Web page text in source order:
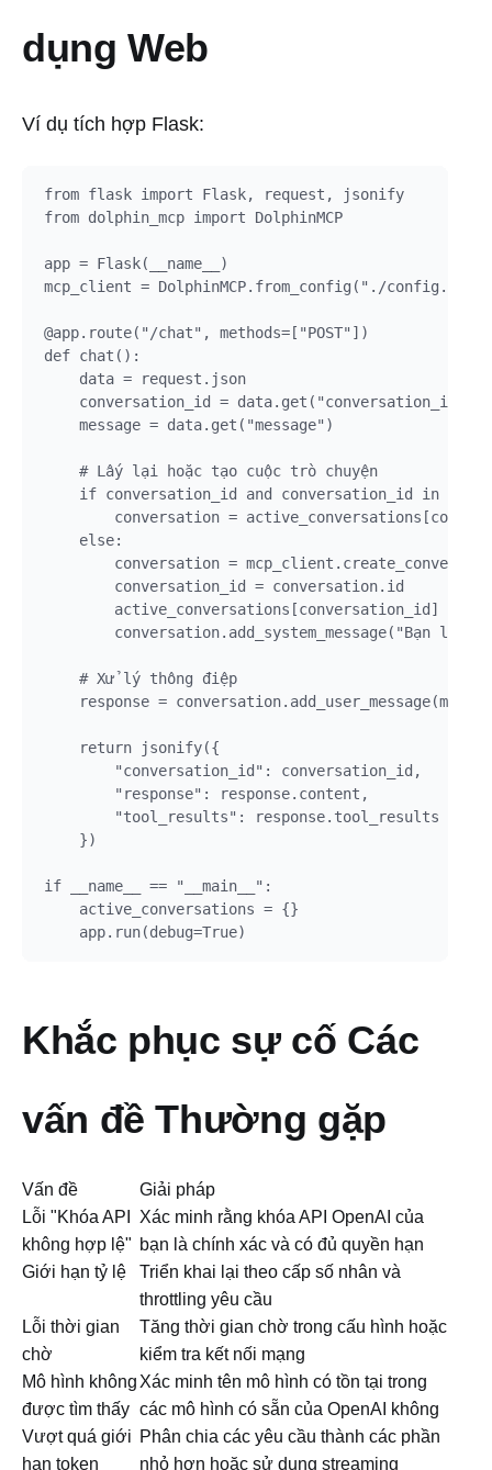
dụng Web
Ví dụ tích hợp Flask:
from flask import Flask, request, jsonify
from dolphin_mcp import DolphinMCP
app = Flask(__name__)
mcp_client = DolphinMCP.from_config("./
@app.route("/chat", methods=["POST"])
def chat():
    data = request.json
    conversation_id = data.get("conversation_id")
    message = data.get("message")
    # Lấy lại hoặc tạo cuộc trò chuyện
if conversation_id and conversation_id in
conversation =
    else:
conversation =
        conversation_id = conversation.id
active_conversations[conversation_id] =
conversation.add_system_message("Bạn là
    # Xử lý thông điệp
response =
    return jsonify({
        "conversation_id": conversation_id,
        "response": response.content,
        "tool_results": response.tool_results
    })
if __name__ == "__main__":
    active_conversations = {}
Khắc phục sự cố Các
vấn đề Thường gặp
Vấn đề
Giải pháp
Lỗi "Khóa API
không hợp lệ"
Xác minh rằng khóa API OpenAI của
bạn là chính xác và có đủ quyền hạn
Giới hạn tỷ lệ
Triển khai lại theo cấp số nhân và
throttling yêu cầu
Lỗi thời gian
chờ
Tăng thời gian chờ trong cấu hình hoặc
kiểm tra kết nối mạng
Mô hình không
được tìm thấy
Xác minh tên mô hình có tồn tại trong
các mô hình có sẵn của OpenAI không
Vượt quá giới
hạn token
Phân chia các yêu cầu thành các phần
nhỏ hơn hoặc sử dụng streaming